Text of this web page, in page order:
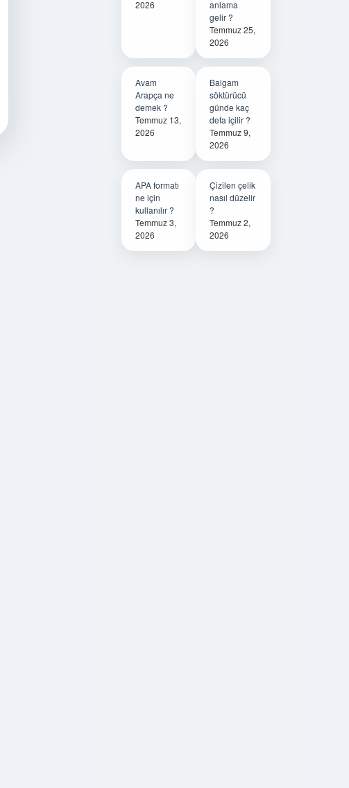
2026
anlama
gelir ?
Temmuz 25,
2026
Avam
Arapça ne
demek ?
Temmuz 13,
2026
Balgam
söktürücü
günde kaç
defa içilir ?
Temmuz 9,
2026
APA formatı
ne için
kullanılır ?
Temmuz 3,
2026
Çizilen çelik
nasıl düzelir
?
Temmuz 2,
2026